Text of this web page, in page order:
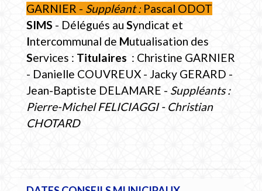
GARNIER - Suppléant : Pascal ODOT
SIMS - Délégués au Syndicat et
Intercommunal de Mutualisation des
Services : Titulaires : Christine GARNIER
- Danielle COUVREUX - Jacky GERARD -
Jean-Baptiste DELAMARE - Suppléants :
Pierre-Michel FELICIAGGI - Christian
CHOTARD